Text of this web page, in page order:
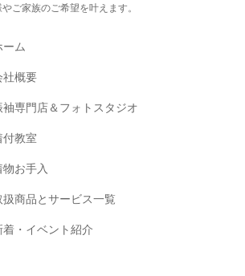
やご家族のご希望を叶えます。
ーム
社概要
袖専門店＆フォトスタジオ
付教室
物お手入
扱商品とサービス一覧
着・イベント紹介